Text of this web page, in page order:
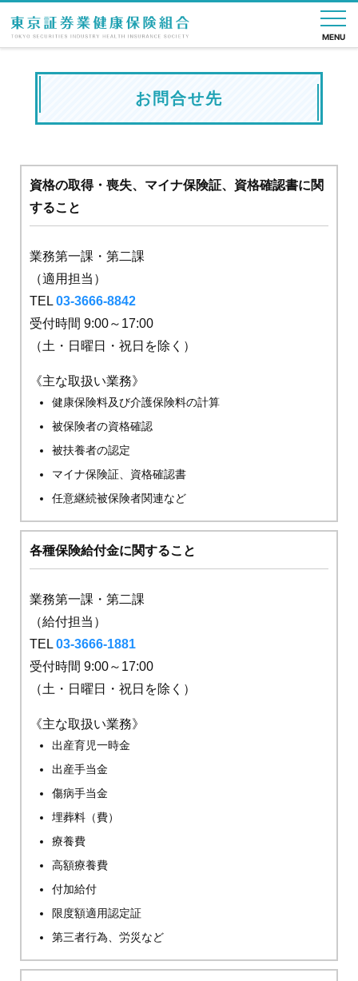
MENU
English
く
付
所
き
覧
質
お問合せ先
資格の取得・喪失、マイナ保険証、資格確認書に関
すること
業務第一課・第二課
（適用担当）
TEL 03-3666-8842
受付時間 9:00～17:00
（土・日曜日・祝日を除く）
《主な取扱い業務》
健康保険料及び介護保険料の計算
被保険者の資格確認
被扶養者の認定
マイナ保険証、資格確認書
任意継続被保険者関連など
各種保険給付金に関すること
業務第一課・第二課
（給付担当）
TEL 03-3666-1881
受付時間 9:00～17:00
（土・日曜日・祝日を除く）
《主な取扱い業務》
出産育児一時金
出産手当金
傷病手当金
埋葬料（費）
療養費
高額療養費
付加給付
限度額適用認定証
第三者行為、労災など